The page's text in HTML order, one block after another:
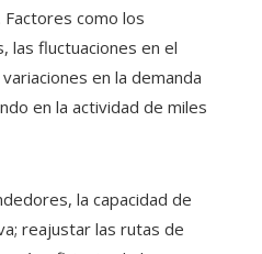
Factores como los
las fluctuaciones en el
en la demanda
en la actividad de miles
la capacidad de
reajustar las rutas de